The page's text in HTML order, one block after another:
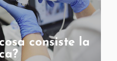
consiste la